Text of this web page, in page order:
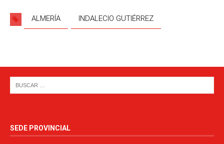
ALMERÍA INDALECIO GUTIÉRREZ
SEDE PROVINCIAL